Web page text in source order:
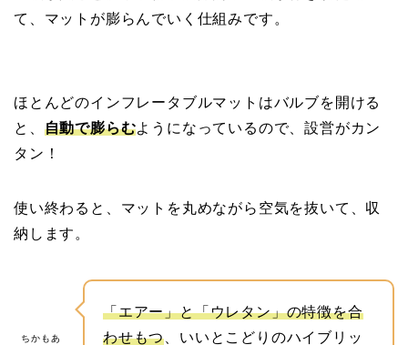
て、マットが膨らんでいく仕組みです。
ほとんどのインフレータブルマットはバルブを開ける
と、 自動で膨らむようになっているので、設営がカン
タン！
使い終わると、マットを丸めながら空気を抜いて、収
納します。
ちかもあ
「エアー」と「ウレタン」の特徴を合
わせもつ 、いいとこどりのハイブリッ